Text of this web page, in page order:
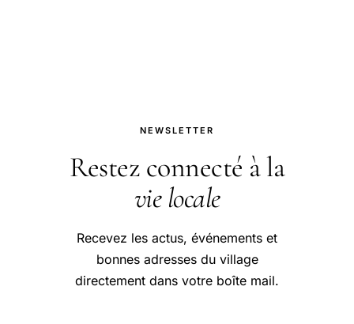
NEWSLETTER
Restez connecté à la
vie locale
Recevez les actus, événements et
bonnes adresses du village
directement dans votre boîte mail.